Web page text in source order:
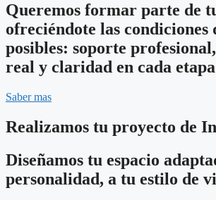
Queremos formar parte de
ofreciéndote las condiciones
posibles: soporte
real y claridad en cada
Saber mas
Realizamos tu proyecto de
Diseñamos tu espacio
personalidad, a tu estilo de